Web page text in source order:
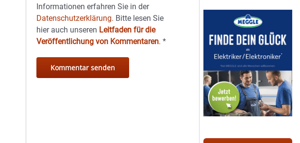
Informationen erfahren Sie in der
Datenschutzerklärung. Bitte lesen Sie
hier auch unseren Leitfaden für die
Veröffentlichung von Kommentaren.*